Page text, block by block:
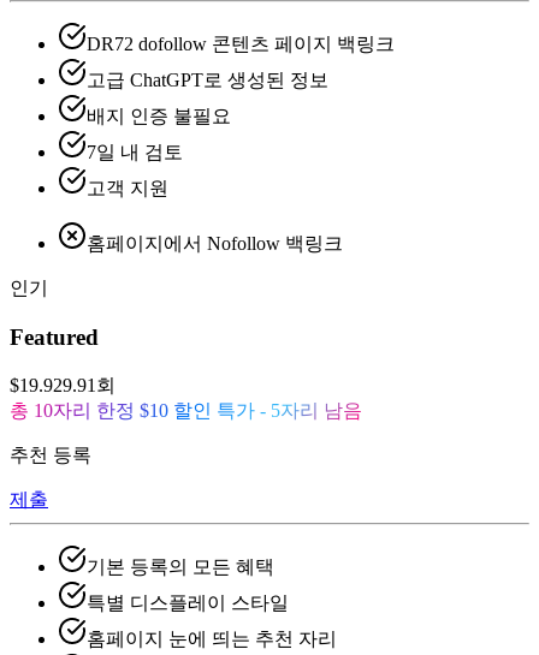
DR72 dofollow 콘텐츠 페이지 백링크
고급 ChatGPT로 생성된 정보
배지 인증 불필요
7일 내 검토
고객 지원
홈페이지에서 Nofollow 백링크
인기
Featured
$19.929.91회
총 10자리 한정 $10 할인 특가 - 5자리 남음
추천 등록
제출
기본 등록의 모든 혜택
특별 디스플레이 스타일
홈페이지 눈에 띄는 추천 자리